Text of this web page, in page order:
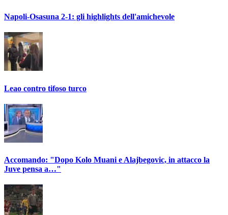
Napoli-Osasuna 2-1: gli highlights dell'amichevole
Leao contro tifoso turco
Accomando: "Dopo Kolo Muani e Alajbegovic, in attacco la
Juve pensa a…"